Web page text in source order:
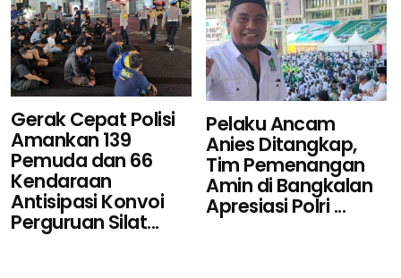
Gerak Cepat Polisi
Amankan 139
Pemuda dan 66
Kendaraan
Antisipasi Konvoi
Perguruan Silat...
Pelaku Ancam
Anies Ditangkap,
Tim Pemenangan
Amin di Bangkalan
Apresiasi Polri ...